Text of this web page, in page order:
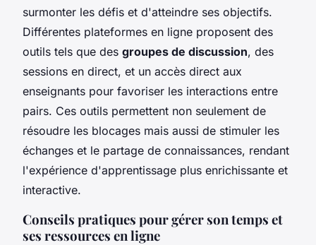
surmonter les défis et d'atteindre ses objectifs.
Différentes plateformes en ligne proposent des
outils tels que des groupes de discussion, des
sessions en direct, et un accès direct aux
enseignants pour favoriser les interactions entre
pairs. Ces outils permettent non seulement de
résoudre les blocages mais aussi de stimuler les
échanges et le partage de connaissances, rendant
l'expérience d'apprentissage plus enrichissante et
interactive.
Conseils pratiques pour gérer son temps et
ses ressources en ligne